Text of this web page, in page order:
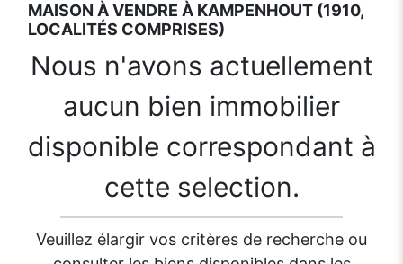
MAISON À VENDRE À KAMPENHOUT (1910,
LOCALITÉS COMPRISES)
Nous n'avons actuellement
aucun bien immobilier
disponible correspondant à
cette selection.
Veuillez élargir vos critères de recherche ou